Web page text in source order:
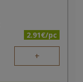
2.91€/pc
+